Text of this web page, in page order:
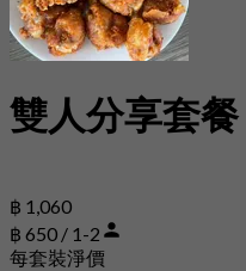
雙人分享套餐
฿ 1,060
฿ 650 / 1-2
每套裝淨價